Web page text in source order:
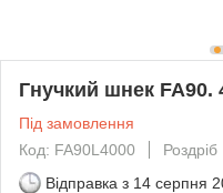
Гнучкий шнек FA90.
Під замовлення
Код: FA90L4000
Роздріб
Відправка з 14 серпня